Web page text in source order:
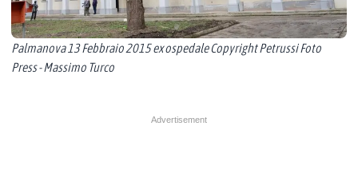
Palmanova 13 Febbraio 2015 ex ospedale Copyright Petrussi Foto
Press - Massimo Turco